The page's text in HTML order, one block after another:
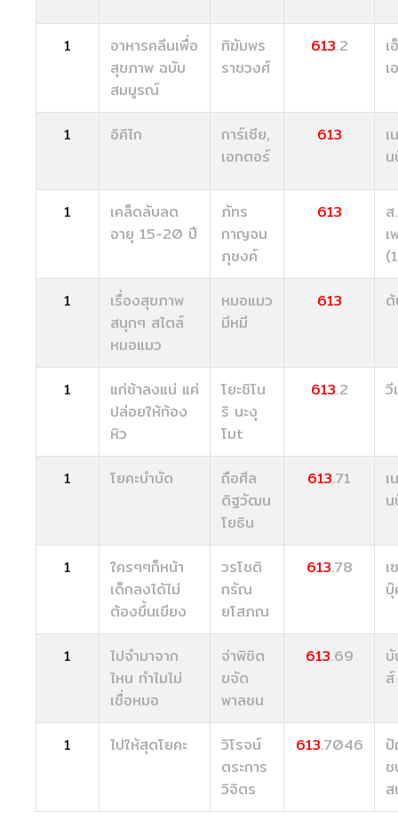
1
อาหารคลีนเพื่อ
สุขภาพ ฉบับ
สมบูรณ์
ทิฆัมพร
ราชวงศ์
613.2
เ
เ
1 อิคิไก
การ์เซีย,
เอกตอร์
613
เ
1
เคล็ดลับลด
อายุ 15-20 ปี
ภัทร
กาญจน
ภุชงค์
613
ส
เ
1
เรื่องสุขภาพ
สนุกๆ สไตล์
หมอแมว
หมอแมว
มีหมี
613
1
แก่ช้าลงแน่ แค่
ปล่อยให้ท้อง
หิว
โยะชิโน
ริ นะงุ
โมt
613.2 วี
1 โยคะบำบัด
ถือศีล
ดิฐวัฒน
โยธิน
613.71
เ
1
ใครๆๆก็หน้า
เด็กลงได้ไม่
ต้องขึ้นเขียง
วรโชติ
กรัณ
ยโสภณ
613.78
เ
1
ไปจำมาจาก
ไหน ทำไมไม่
เชื่อหมอ
จ่าพิชิต
ขจัด
พาลชน
613.69
ส์
1 ไปให้สุดโยคะ
วิโรจน์
ตระการ
วิจิตร
613.7046